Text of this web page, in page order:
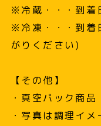
※冷蔵・・・到着
※冷凍・・・到着
がりください)
【その他】
・真空パック商品
・写真は調理イメ